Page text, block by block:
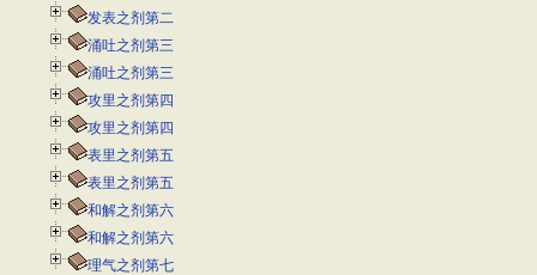
发表之剂第二
涌吐之剂第三
涌吐之剂第三
攻里之剂第四
攻里之剂第四
表里之剂第五
表里之剂第五
和解之剂第六
和解之剂第六
理气之剂第七